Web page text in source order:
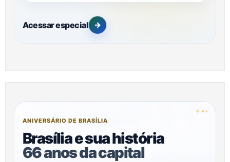
Acessar especial →
✦ ✦✦
ANIVERSÁRIO DE BRASÍLIA
Brasília e sua história
66 anos da capital